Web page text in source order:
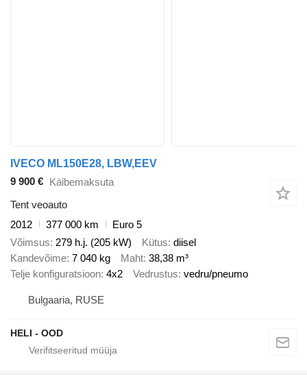
IVECO ML150E28, LBW,EEV
9 900 € Käibemaksuta
Tent veoauto
2012
377 000 km
Euro 5
Võimsus 279 h.j. (205 kW) Kütus diisel
Kandevõime 7 040 kg Maht 38,38 m³
Telje konfiguratsioon 4x2 Vedrustus vedru/pneumo
Bulgaaria, RUSE
HELI - OOD